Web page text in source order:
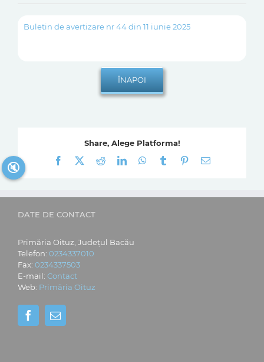
Buletin de avertizare nr 44 din 11 iunie 2025
Share, Alege Platforma!
Facebook
RedditLinkedInWhatsApp
Tumblr Pinterest
E-
DATE DE CONTACT
Primăria Oituz, Județul Bacău
Telefon: 0234337010
Fax: 0234337503
E-mail: Contact
Web: Primăria Oituz
🔇